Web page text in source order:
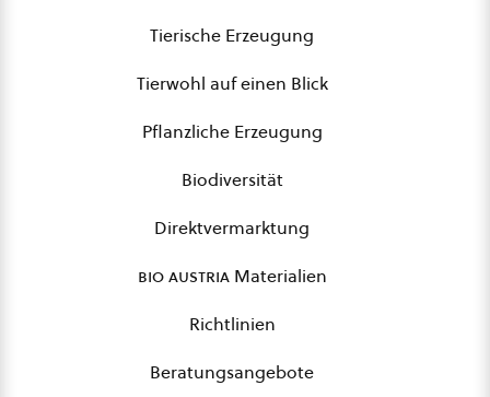
Tierische Erzeugung
Tierwohl auf einen Blick
Pflanzliche Erzeugung
Biodiversität
Direktvermarktung
bio austriaMaterialien
Richtlinien
Beratungsangebote